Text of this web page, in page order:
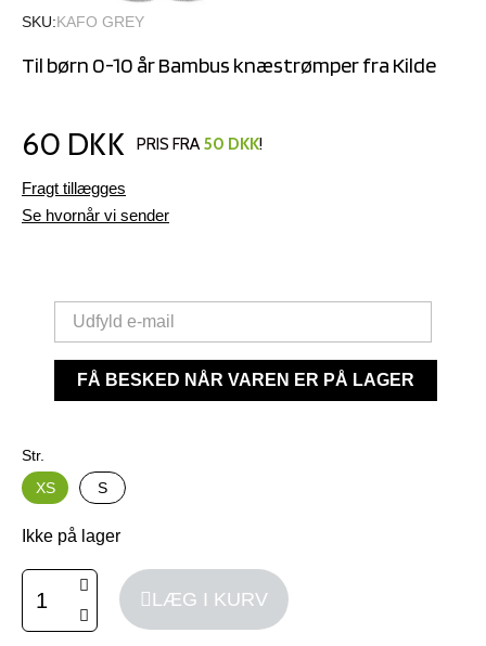
SKU KAFO GREY
Til børn 0-10 år Bambus knæstrømper fra Kilde
60 DKK PRIS FRA50 DKK!
Fragt tillægges
Se hvornår vi sender
FÅ BESKED NÅR VAREN ER PÅ LAGER
Str.
XS
S
Ikke på lager
LÆG I KURV